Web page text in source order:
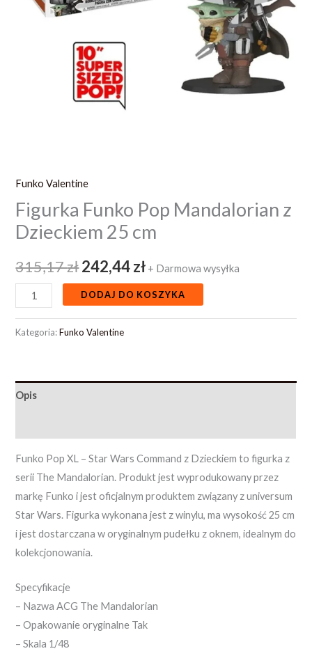
Funko Valentine
Figurka Funko Pop Mandalorian z
Dzieckiem 25 cm
315,17zł242,44zł + Darmowa wysyłka
DODAJ DO KOSZYKA
Kategoria:Funko Valentine
Opis
Funko Pop XL – Star Wars Command z Dzieckiem to figurka z
serii The Mandalorian. Produkt jest wyprodukowany przez
markę Funko i jest oficjalnym produktem związany z universum
Star Wars. Figurka wykonana jest z winylu, ma wysokość 25 cm
i jest dostarczana w oryginalnym pudełku z oknem, idealnym do
kolekcjonowania.
Specyfikacje
– Nazwa ACG The Mandalorian
– Opakowanie oryginalne Tak
– Skala 1/48